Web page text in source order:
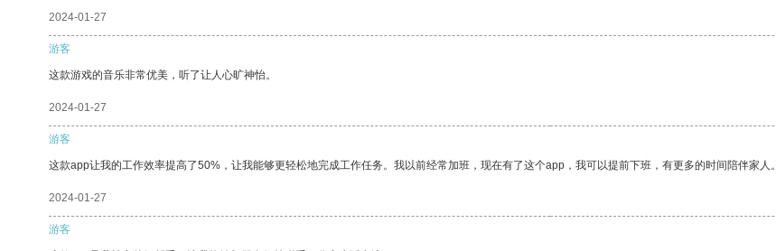
2024-01-27
游客
这款游戏的音乐非常优美，听了让人心旷神怡。
2024-01-27
游客
这款app让我的工作效率提高了50%，让我能够更轻松地完成工作任务。我以前经常加班，现在有了这个app，我可以提前下班，有更多的时间陪伴家人。
2024-01-27
游客